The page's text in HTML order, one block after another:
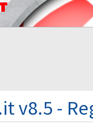
v8.5 -